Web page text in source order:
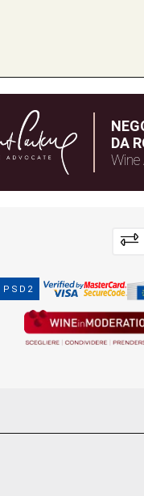
DA
PSD2